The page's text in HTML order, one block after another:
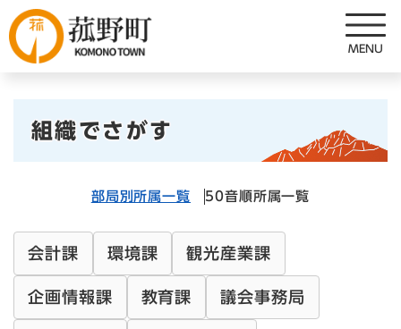
ー
ジ
組織でさがす
部局別所属一覧 50音順所属一覧
会計課 環境課 観光産業課
企画情報課 教育課 議会事務局